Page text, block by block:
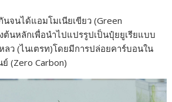
จนได้แอมโมเนียเขียว (Green
ต้นหลักเพื่อนำไปแปรรูปเป็นปุ๋ยยูเรียแบบ
ลว (ไนเตรท)โดยมีการปล่อยคาร์บอนใน
(Zero Carbon)